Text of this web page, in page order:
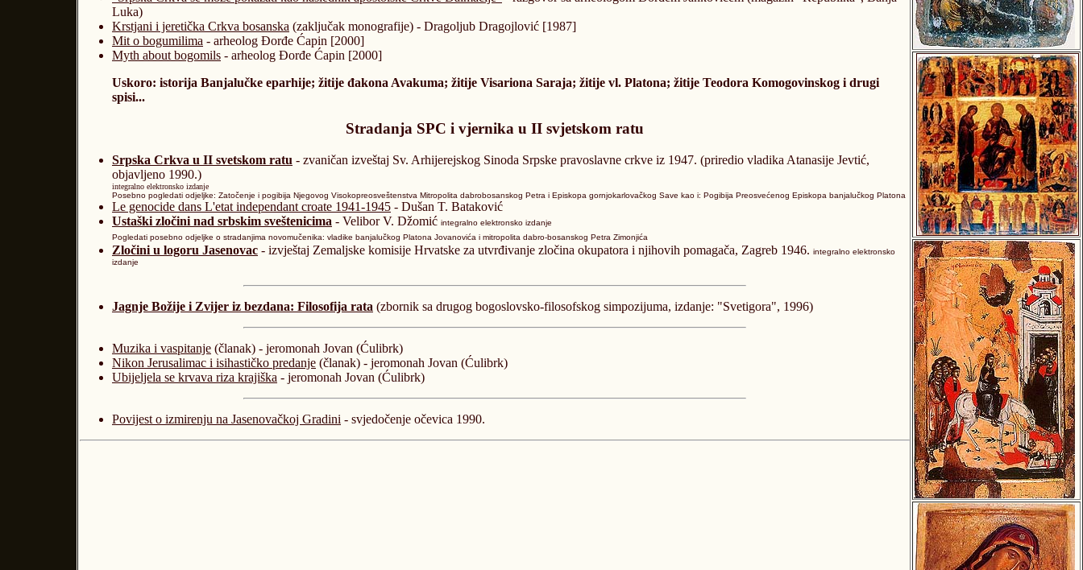
Luka)
Krstjani i jeretička Crkva bosanska (zaključak monografije) - Dragoljub Dragojlović [1987]
Mit o bogumilima - arheolog Đorđe Ćapin [2000]
Myth about bogomils - arheolog Đorđe Ćapin [2000]
Uskoro: istorija Banjalučke eparhije; žitije đakona Avakuma; žitije Visariona Saraja; žitije vl. Platona; žitije Teodora Komogovinskog i drugi
spisi...
Stradanja SPC i vjernika u II svjetskom ratu
Srpska Crkva u II svetskom ratu - zvaničan izveštaj Sv. Arhijerejskog Sinoda Srpske pravoslavne crkve iz 1947. (priredio vladika Atanasije Jevtić,
objavljeno 1990.)
integralno elektronsko izdanje
Posebno pogledati odjeljke: Zatočenje i pogibija Njegovog Visokopreosveštenstva Mitropolita dabrobosanskog Petra i Episkopa gornjokarlovačkog Save kao i: Pogibija Preosvećenog Episkopa banjalučkog Platona
Le genocide dans L'etat independant croate 1941-1945 - Dušan T. Bataković
Ustaški zločini nad srbskim sveštenicima - Velibor V. Džomić integralno elektronsko izdanje
Pogledati posebno odjeljke o stradanjima novomučenika: vladike banjalučkog Platona Jovanovića i mitropolita dabro-bosanskog Petra Zimonjića
Zločini u logoru Jasenovac - izvještaj Zemaljske komisije Hrvatske za utvrđivanje zločina okupatora i njihovih pomagača, Zagreb 1946. integralno elektronsko
izdanje
Jagnje Božije i Zvijer iz bezdana: Filosofija rata (zbornik sa drugog bogoslovsko-filosofskog simpozijuma, izdanje: "Svetigora", 1996)
Muzika i vaspitanje (članak) - jeromonah Jovan (Ćulibrk)
Nikon Jerusalimac i isihastičko predanje (članak) - jeromonah Jovan (Ćulibrk)
Ubijeljela se krvava riza krajiška - jeromonah Jovan (Ćulibrk)
Povijest o izmirenju na Jasenovačkoj Gradini - svjedočenje očevica 1990.